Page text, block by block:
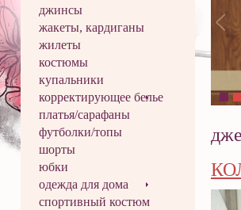
джинсы
жакеты, кардиганы
жилеты
костюмы
купальники
корректирующее белье
платья/сарафаны
футболки/топы
шорты
юбки
одежда для дома
спортивный костюм